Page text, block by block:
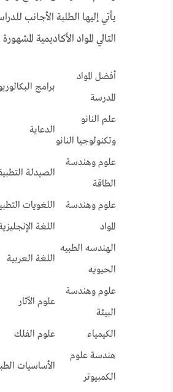
يأتي إليها الطلبة الأجانب
التالي المواد الأكاديمية
أفضل المواد
المدرسة
برامج
علم النانو
وتكنولوجيا النانو
الدعاية
علوم وهندسة
الطاقة
الصيدلة
علوم وهندسة
المواد
اللغويات
اللغة
الهندسه الطبيه
الحيويه
اللغة العربية
علوم وهندسة
البيئة
علوم الآثار
الكيمياء
علوم الفلك
هندسة علوم
الكمبيوتر
الأساسيات